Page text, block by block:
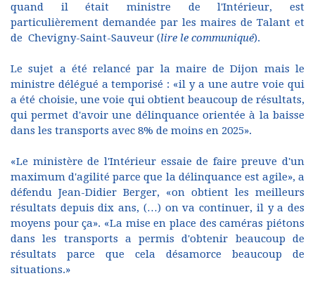
quand il était ministre de l'Intérieur, est
particulièrement demandée par les maires de Talant et
de Chevigny-Saint-Sauveur (lire le communiqué).
Le sujet a été relancé par la maire de Dijon mais le
ministre délégué a temporisé : «il y a une autre voie qui
a été choisie, une voie qui obtient beaucoup de résultats,
qui permet d'avoir une délinquance orientée à la baisse
dans les transports avec 8% de moins en 2025».
«Le ministère de l'Intérieur essaie de faire preuve d'un
maximum d'agilité parce que la délinquance est agile», a
défendu Jean-Didier Berger, «on obtient les meilleurs
résultats depuis dix ans, (…) on va continuer, il y a des
moyens pour ça». «La mise en place des caméras piétons
dans les transports a permis d'obtenir beaucoup de
résultats parce que cela désamorce beaucoup de
situations.»